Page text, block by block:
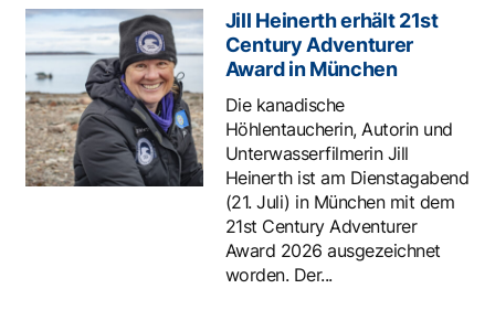
Jill Heinerth erhält 21st
Century Adventurer
Award in München
Die kanadische
Höhlentaucherin, Autorin und
Unterwasserfilmerin Jill
Heinerth ist am Dienstagabend
(21. Juli) in München mit dem
21st Century Adventurer
Award 2026 ausgezeichnet
worden. Der...